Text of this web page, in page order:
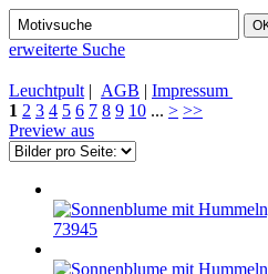
erweiterte Suche
Leuchtpult | AGB | Impressum
1 2 3 4 5 6 7 8 9 10 ... > >>
Preview aus
73945